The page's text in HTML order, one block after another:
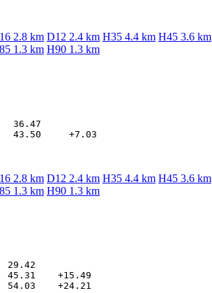
2.8 km D12 2.4 km H35 4.4 km H45 3.6 km
1.3 km H90 1.3 km
36.47
2.8 km D12 2.4 km H35 4.4 km H45 3.6 km
1.3 km H90 1.3 km
29.42
45.31    +15.49